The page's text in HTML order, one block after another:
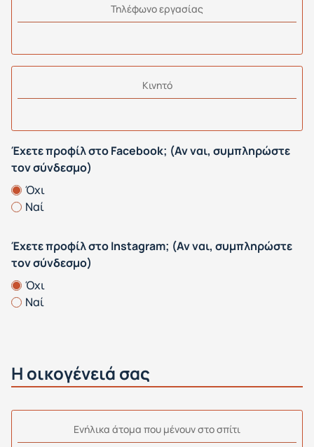
Τηλέφωνο εργασίας
Kινητό
Έχετε προφίλ στο Facebook; (Αν ναι, συμπληρώστε
τον σύνδεσμο)
Όχι
Ναί
Έχετε προφίλ στο Instagram; (Αν ναι, συμπληρώστε
τον σύνδεσμο)
Όχι
Ναί
Η οικογένειά σας
Ενήλικα άτομα που μένουν στο σπίτι